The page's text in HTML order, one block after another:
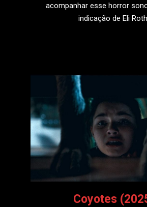
acompanhar esse horror
indicação de Eli
Coyotes